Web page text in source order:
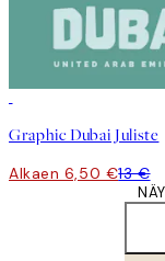
Graphic Dubai Juliste
Alkaen 6,50 €13 €